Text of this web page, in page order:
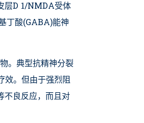
层D 1/NMDA受体
丁酸(GABA)能神
。典型抗精神分裂
效。但由于强烈阻
不良反应，而且对